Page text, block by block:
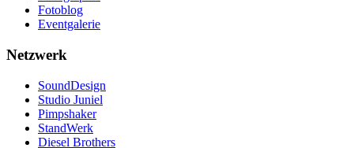
Fotoblog
Eventgalerie
Netzwerk
SoundDesign
Studio Juniel
Pimpshaker
StandWerk
Diesel Brothers